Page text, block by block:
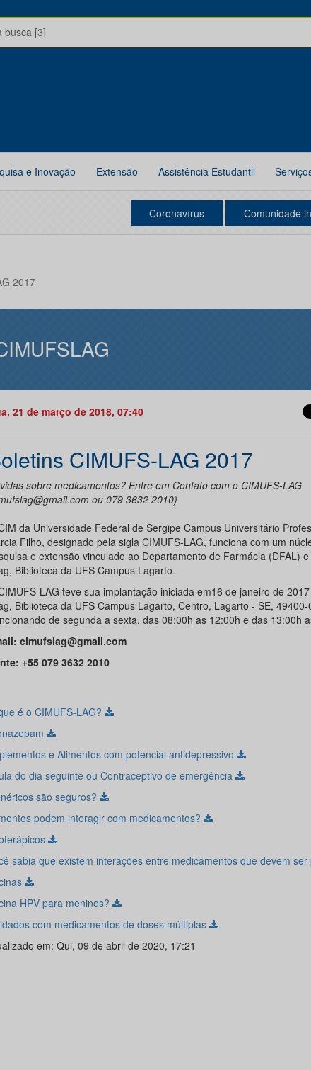
busca [3]
e Inovação Extensão Assistência Estudantil
Coronavírus Comunidade
2017
21 de março de 2018, 07:40
CIMUFS-LAG 2017
sobre medicamentos? Entre em Contato com o CIMUFS-LAG
ou 079 3632 2010)
da Universidade Federal de Sergipe Campus Universitário
Filho, designado pela sigla CIMUFS-LAG, funciona com um
e extensão vinculado ao Departamento de Farmácia (DFAL)
Biblioteca da UFS Campus Lagarto.
LAG teve sua implantação iniciada em16 de janeiro de
Biblioteca da UFS Campus Lagarto, Centro, Lagarto - SE, 49400-
de segunda a sexta, das 08:00h as 12:00h e das 13:00h
cimufslag@gmail.com
+55 079 3632 2010
é o CIMUFS-LAG?
e Alimentos com potencial antidepressivo
do dia seguinte ou Contraceptivo de emergência
são seguros?
podem interagir com medicamentos?
sabia que existem interações entre medicamentos que devem ser
HPV para meninos?
com medicamentos de doses múltiplas
em: Qui, 09 de abril de 2020, 17:21